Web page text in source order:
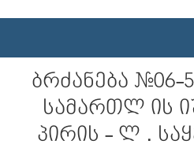
ბრძანება
სამართლ ის
პირის - ლ .